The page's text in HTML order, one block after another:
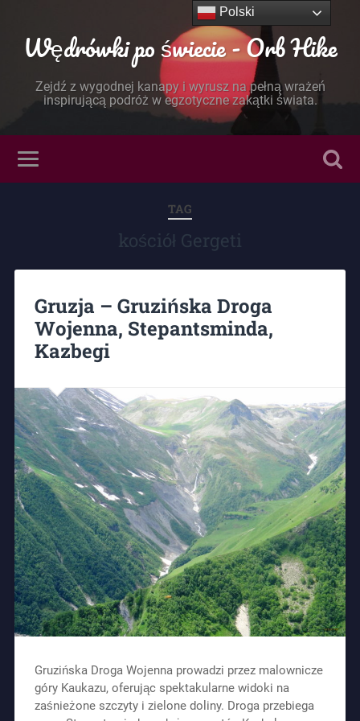
Wędrówki po świecie - Orb Hike
Zejdź z wygodnej kanapy i wyrusz na pełną wrażeń
inspirującą podróż w egzotyczne zakątki świata.
TAG
kościół Gergeti
Gruzja – Gruzińska Droga
Wojenna, Stepantsminda,
Kazbegi
Gruzińska Droga Wojenna prowadzi przez malownicze
góry Kaukazu, oferując spektakularne widoki na
zaśnieżone szczyty i zielone doliny. Droga przebiega
Polski